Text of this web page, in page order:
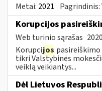
Metai: 2021 Pagrindinis:
Korupcijos
Web turinio sąrašas
Korupcijos
tikri Valstybinės
veiklą veikiantys...
Dėl Lietuvos